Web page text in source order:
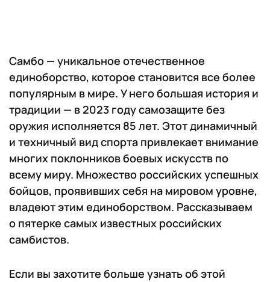
Самбо — уникальное отечественное
единоборство, которое становится все более
популярным в мире. У него большая история и
традиции — в 2023 году самозащите без
оружия исполняется 85 лет. Этот динамичный
и техничный вид спорта привлекает внимание
многих поклонников боевых искусств по
всему миру. Множество российских успешных
бойцов, проявивших себя на мировом уровне,
владеют этим единоборством. Рассказываем
о пятерке самых известных российских
самбистов.
Если вы захотите больше узнать об этой